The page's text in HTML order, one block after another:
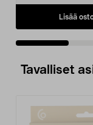
Lisää
Tavalliset